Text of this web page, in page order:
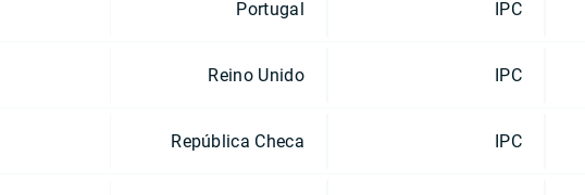
Portugal IPC
Reino Unido IPC
República Checa IPC